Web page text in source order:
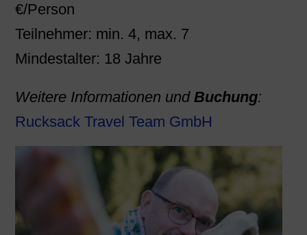
€/Person
Teilnehmer: min. 4, max. 7
Mindestalter: 18 Jahre
Weitere Informationen und Buchung:
Rucksack Travel Team GmbH